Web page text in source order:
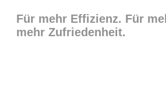
Für mehr Effizienz. Für
mehr Zufriedenheit.